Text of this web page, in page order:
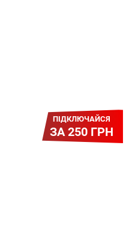
ПІДКЛЮЧАЙСЯ
ЗА 250 ГРН